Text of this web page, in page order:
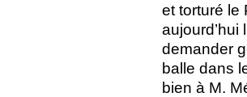
et torturé le
aujourd’hui
demander
balle dans
bien à M.